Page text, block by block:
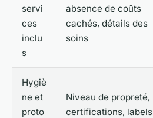
servi
ces
inclu
s
absence de coûts
cachés, détails des
soins
Hygiè
ne et
proto
Niveau de propreté,
certifications, labels